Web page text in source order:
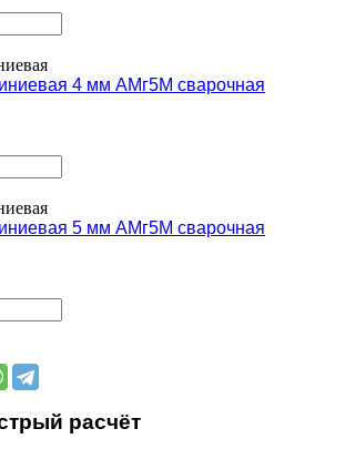
4 мм АМг5М сварочная
5 мм АМг5М сварочная
расчёт